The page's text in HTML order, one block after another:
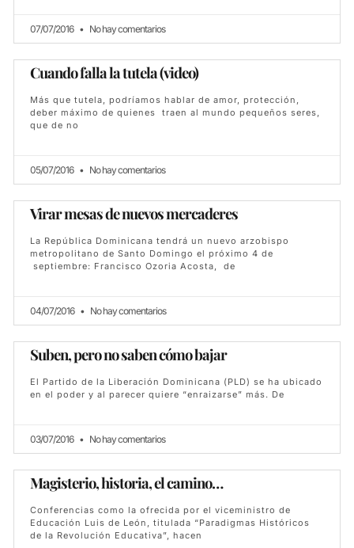
07/07/2016 No hay comentarios
Cuando falla la tutela (video)
Más que tutela, podríamos hablar de amor, protección,
deber máximo de quienes traen al mundo pequeños seres,
que de no
05/07/2016 No hay comentarios
Virar mesas de nuevos mercaderes
La República Dominicana tendrá un nuevo arzobispo
metropolitano de Santo Domingo el próximo 4 de
septiembre: Francisco Ozoria Acosta, de
04/07/2016 No hay comentarios
Suben, pero no saben cómo bajar
El Partido de la Liberación Dominicana (PLD) se ha ubicado
en el poder y al parecer quiere “enraizarse” más. De
03/07/2016 No hay comentarios
Magisterio, historia, el camino…
Conferencias como la ofrecida por el viceministro de
Educación Luis de León, titulada “Paradigmas Históricos
de la Revolución Educativa”, hacen